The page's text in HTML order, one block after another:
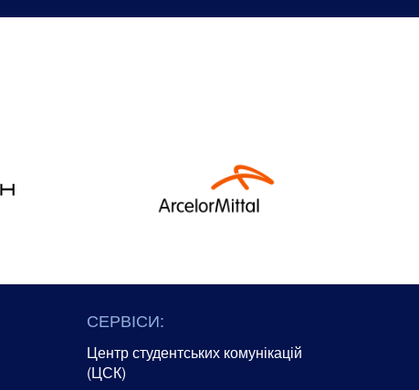
СЕРВІСИ:
Центр студентських комунікацій
(ЦСК)